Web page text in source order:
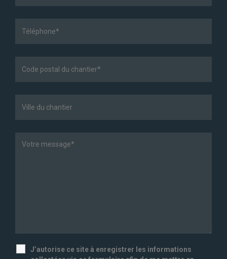
J’autorise ce site à enregistrer les informations